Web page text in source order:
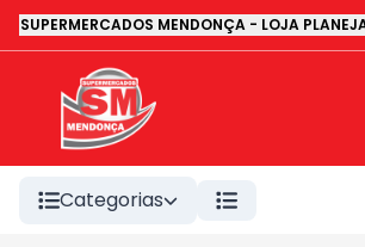
SUPERMERCADOS MENDONÇA - LOJA
Categorias